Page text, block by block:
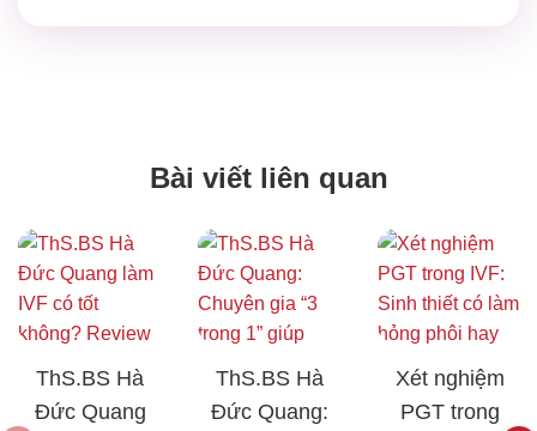
Bài viết liên quan
ThS.BS Hà
Đức Quang
ThS.BS Hà
Đức Quang:
Xét nghiệm
PGT trong